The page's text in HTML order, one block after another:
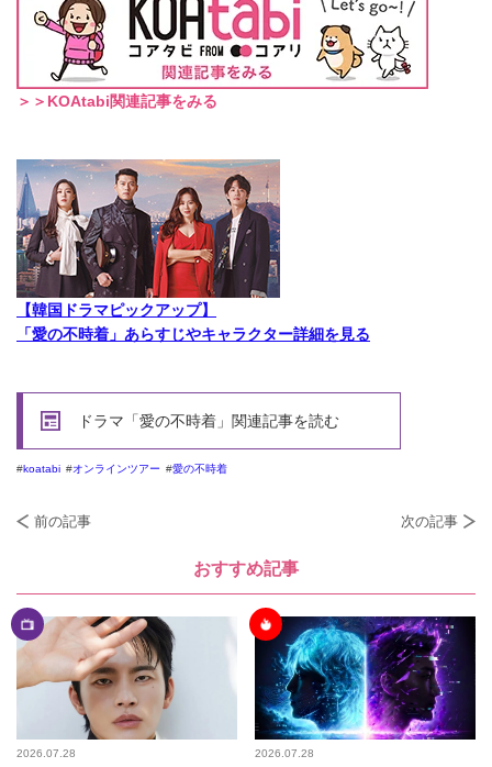
＞＞KOAtabi関連記事をみる
【韓国ドラマピックアップ】
「愛の不時着」あらすじやキャラクター詳細を見る
ドラマ「愛の不時着」関連記事を読む
koatabi オンラインツアー 愛の不時着
前の記事 次の記事
おすすめ記事
2026.07.28 2026.07.28